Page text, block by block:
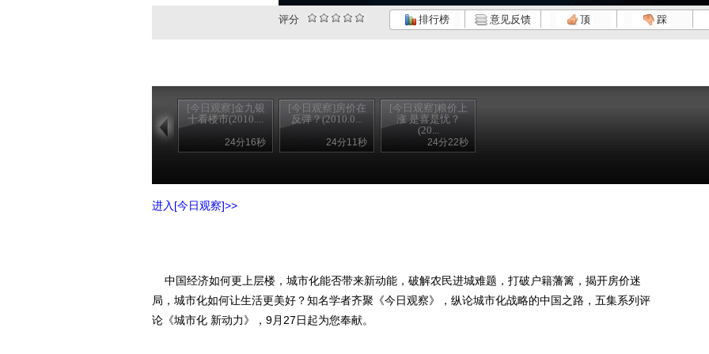
评分 排行榜 意见反馈 顶 踩
[今日观察]金九银
十看楼市(2010....
24分16秒
[今日观察]房价在
反弹？(2010.0...
24分11秒
[今日观察]粮价上
涨 是喜是忧？
(20...
24分22秒
进入[今日观察]>>
中国经济如何更上层楼，城市化能否带来新动能，破解农民进城难题，打破户籍藩篱，揭开房价迷
局，城市化如何让生活更美好？知名学者齐聚《今日观察》，纵论城市化战略的中国之路，五集系列评
论《城市化 新动力》，9月27日起为您奉献。